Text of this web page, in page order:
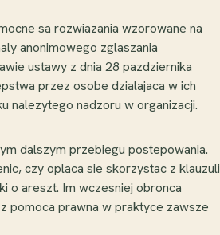
sa rozwiazania wzorowane na
anonimowego zglaszania
ustawy z dnia 28 pazdziernika
przez osobe dzialajaca w ich
nalezytego nadzoru w organizacji.
dalszym przebiegu postepowania.
czy oplaca sie skorzystac z klauzuli
o areszt. Im wczesniej obronca
pomoca prawna w praktyce zawsze